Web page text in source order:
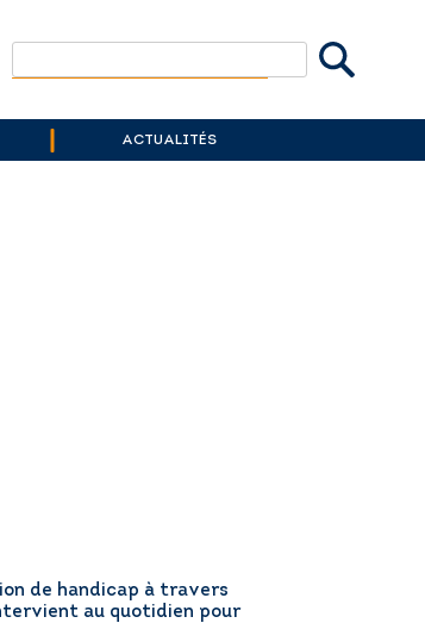
Rechercher
ACTUALITÉS
de handicap à travers
au quotidien pour